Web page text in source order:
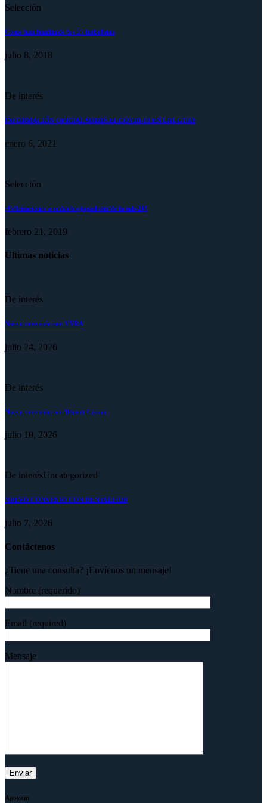
Selección
Como han finalizado los 55 futbolistas
julio 8, 2018
De interés
INFORMACIÓN OFICIAL SOBRE EL COVID-19 EN URUGUAY
enero 6, 2021
Selección
¡Felicitaciones a todos los jugadores de la sub-20!
febrero 21, 2019
Ultimas noticias
De interés
Nuevo convenio con VYRA
julio 24, 2026
De interés
Nuevo convenio con Deport Cream
julio 10, 2026
De interésUncategorized
NUEVO CONVENIO CON DENTAL HUB
julio 7, 2026
Contáctenos
¿Tiene una consulta? ¡Envíenos un mensaje!
Nombre (requerido)
Email (required)
Mensaje
Apoyan: